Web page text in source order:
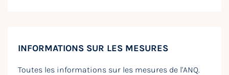
INFORMATIONS SUR LES MESURES
Toutes les informations sur les mesures de l'ANQ.